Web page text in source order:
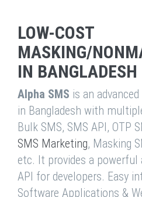
LOW-COST
MASKING/
IN
Alpha SMS is an
in Bangladesh with
Bulk SMS, SMS API, OTP
SMS Marketing, Masking
etc. It provides a powerful
API for developers. Easy
Software Applications &